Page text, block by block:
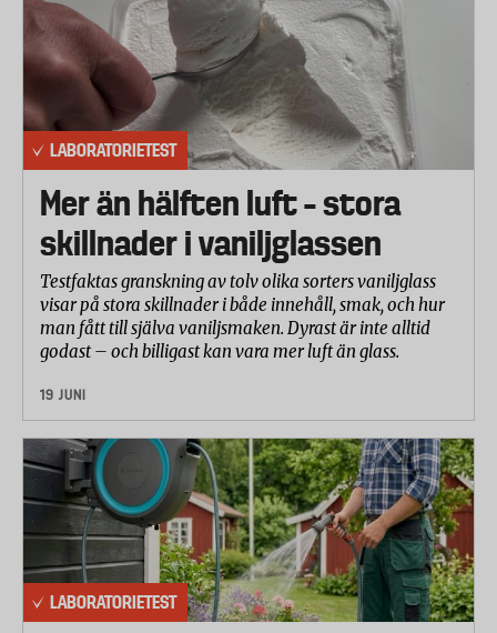
LABORATORIETEST
Mer än hälften luft – stora
skillnader i vaniljglassen
Testfaktas granskning av tolv olika sorters vaniljglass
visar på stora skillnader i både innehåll, smak, och hur
man fått till själva vaniljsmaken. Dyrast är inte alltid
godast – och billigast kan vara mer luft än glass.
19 JUNI
LABORATORIETEST